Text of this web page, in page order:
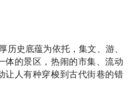
史底蕴为依托，集文、游、
体的景区，热闹的市集、流动
让人有种穿梭到古代街巷的错